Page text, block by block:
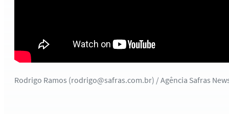
Rodrigo Ramos (rodrigo@safras.com.br) / Agência Safras